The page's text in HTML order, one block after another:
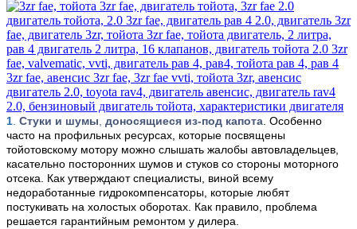
1 Стуки и шумы доносящиеся из-под капота . Особенно
часто на профильных ресурсах, которые посвящены
тойотовскому мотору можно слышать жалобы автовладельцев,
касательно посторонних шумов и стуков со стороны моторного
отсека. Как утверждают специалисты, виной всему
недоработанные гидрокомпенсаторы, которые любят
постукивать на холостых оборотах. Как правило, проблема
решается гарантийным ремонтом у дилера.